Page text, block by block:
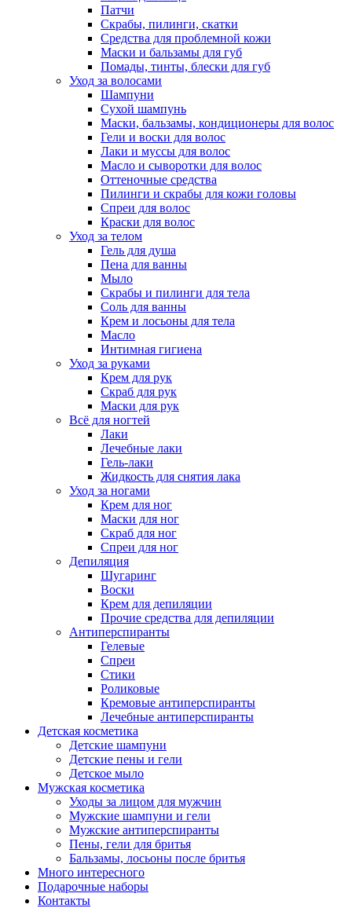
Патчи
Скрабы, пилинги, скатки
Средства для проблемной кожи
Маски и бальзамы для губ
Помады, тинты, блески для губ
Уход за волосами
Шампуни
Сухой шампунь
Маски, бальзамы, кондиционеры для волос
Гели и воски для волос
Лаки и муссы для волос
Масло и сыворотки для волос
Оттеночные средства
Пилинги и скрабы для кожи головы
Спреи для волос
Краски для волос
Уход за телом
Гель для душа
Пена для ванны
Мыло
Скрабы и пилинги для тела
Соль для ванны
Крем и лосьоны для тела
Масло
Интимная гигиена
Уход за руками
Крем для рук
Скраб для рук
Маски для рук
Всё для ногтей
Лаки
Лечебные лаки
Гель-лаки
Жидкость для снятия лака
Уход за ногами
Крем для ног
Маски для ног
Скраб для ног
Спреи для ног
Депиляция
Шугаринг
Воски
Крем для депиляции
Прочие средства для депиляции
Антиперспиранты
Гелевые
Спреи
Стики
Роликовые
Кремовые антиперспиранты
Лечебные антиперспиранты
Детская косметика
Детские шампуни
Детские пены и гели
Детское мыло
Мужская косметика
Уходы за лицом для мужчин
Мужские шампуни и гели
Мужские антиперспиранты
Пены, гели для бритья
Бальзамы, лосьоны после бритья
Много интересного
Подарочные наборы
Контакты